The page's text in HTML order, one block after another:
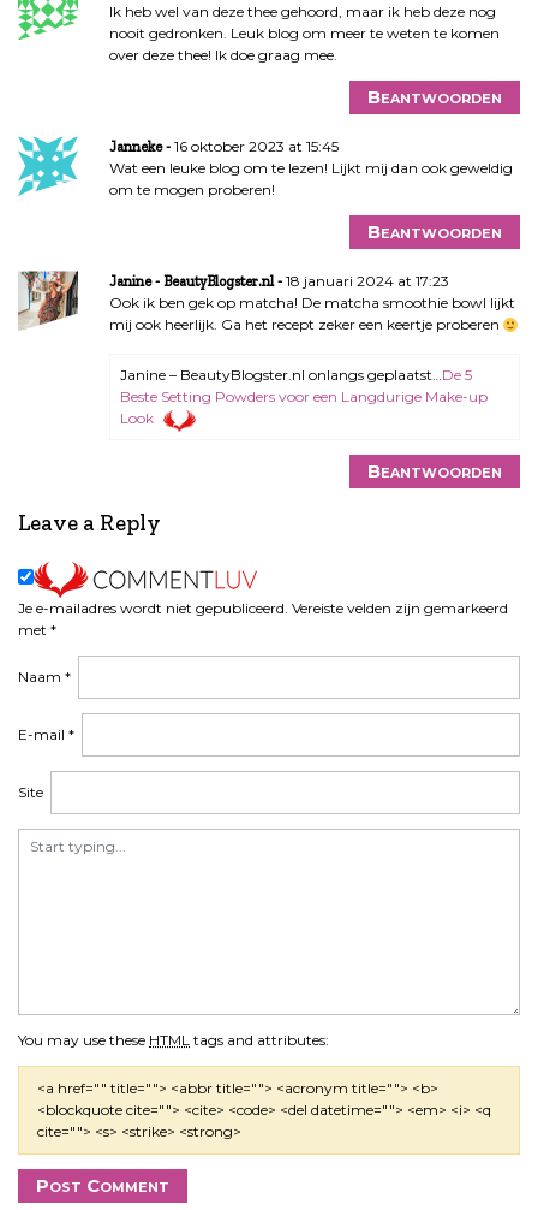
Ik heb wel van deze thee gehoord, maar ik heb deze nog
nooit gedronken. Leuk blog om meer te weten te komen
over deze thee! Ik doe graag mee.
Beantwoorden
Janneke
16 oktober 2023 at 15:45
Wat een leuke blog om te lezen! Lijkt mij dan ook geweldig
om te mogen proberen!
Beantwoorden
Janine - BeautyBlogster.nl
18 januari 2024 at 17:23
Ook ik ben gek op matcha! De matcha smoothie bowl lijkt
mij ook heerlijk. Ga het recept zeker een keertje proberen
Janine – BeautyBlogster.nl onlangs geplaatst…De 5
Beste Setting Powders voor een Langdurige Make-up
Look
Beantwoorden
Leave a Reply
Je e-mailadres wordt niet gepubliceerd. Vereiste velden zijn gemarkeerd
met *
You may use these HTML tags and attributes:
<a href="" title=""> <abbr title=""> <acronym title=""> <b>
<blockquote cite=""> <cite> <code> <del datetime=""> <em> <i> <q
cite=""> <s> <strike> <strong>
Naam *
E-mail *
Site